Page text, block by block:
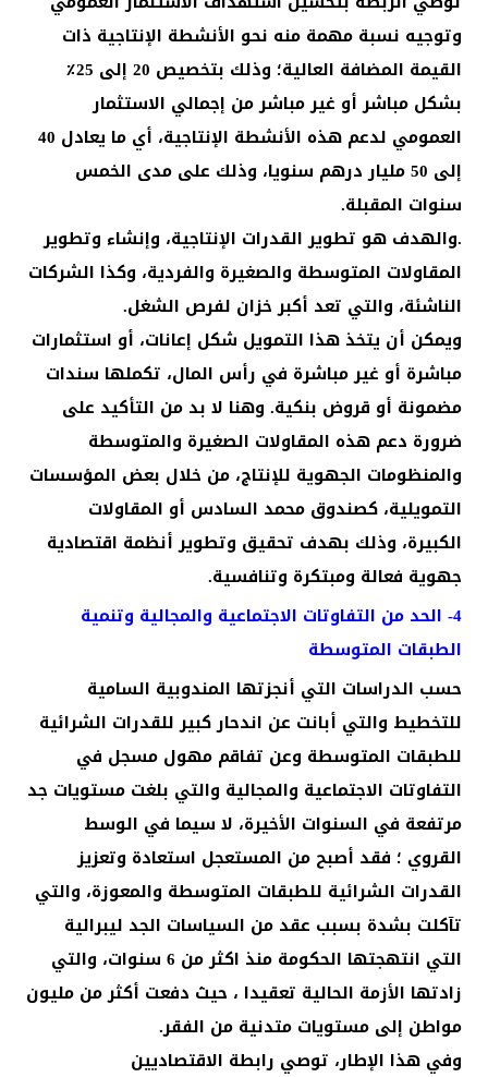
وتوجيه نسبة مهمة منه نحو الأنشطة الإنتاجية ذات
القيمة المضافة العالية؛ وذلك بتخصيص 20 إلى 25٪
بشكل مباشر أو غير مباشر من إجمالي الاستثمار
العمومي لدعم هذه الأنشطة الإنتاجية، أي ما يعادل 40
إلى 50 مليار درهم سنويا، وذلك على مدى الخمس
سنوات المقبلة.
.والهدف هو تطوير القدرات الإنتاجية، وإنشاء وتطوير
المقاولات المتوسطة والصغيرة والفردية، وكذا الشركات
الناشئة، والتي تعد أكبر خزان لفرص الشغل.
ويمكن أن يتخذ هذا التمويل شكل إعانات، أو استثمارات
مباشرة أو غير مباشرة في رأس المال، تكملها سندات
مضمونة أو قروض بنكية. وهنا لا بد من التأكيد على
ضرورة دعم هذه المقاولات الصغيرة والمتوسطة
والمنظومات الجهوية للإنتاج، من خلال بعض المؤسسات
التمويلية، كصندوق محمد السادس أو المقاولات
الكبيرة، وذلك بهدف تحقيق وتطوير أنظمة اقتصادية
جهوية فعالة ومبتكرة وتنافسية.
4- الحد من التفاوتات الاجتماعية والمجالية وتنمية
الطبقات المتوسطة
حسب الدراسات التي أنجزتها المندوبية السامية
للتخطيط والتي أبانت عن اندحار كبير للقدرات الشرائية
للطبقات المتوسطة وعن تفاقم مهول مسجل في
التفاوتات الاجتماعية والمجالية والتي بلغت مستويات جد
مرتفعة في السنوات الأخيرة، لا سيما في الوسط
القروي ؛ فقد أصبح من المستعجل استعادة وتعزيز
القدرات الشرائية للطبقات المتوسطة والمعوزة، والتي
تآكلت بشدة بسبب عقد من السياسات الجد ليبرالية
التي انتهجتها الحكومة منذ اكثر من 6 سنوات، والتي
زادتها الأزمة الحالية تعقيدا ، حيث دفعت أكثر من مليون
مواطن إلى مستويات متدنية من الفقر.
وفي هذا الإطار، توصي رابطة الاقتصاديين